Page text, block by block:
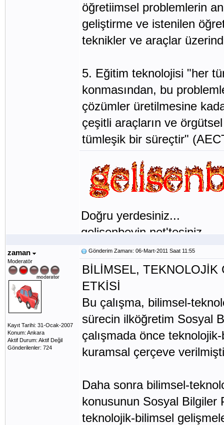
öğretiimsel problemlerin
geliştirme ve istenilen
teknikler ve araçlar
5. Eğitim teknolojisi "her
konmasından, bu
çözümler üretilmesine
çeşitli araçların ve
tümleşik bir süreçtir"
Doğru yerdesiniz...
gelisenbeyin.net'tesiniz...
zaman
Moderatör
Kayıt Tarihi: 31-Ocak-2007
Konum: Ankara
Aktif Durum: Aktif Değil
Gönderilenler: 724
Gönderim Zamanı: 06-Mart-2011 Saat 11:55
BİLİMSEL, TEKNOLOJİK
ETKİSİ
Bu çalışma, bilimsel-
sürecin ilköğretim Sosyal
çalışmada önce
kuramsal çerçeve
Daha sonra bilimsel-
konusunun Sosyal Bilgiler
teknolojik-bilimsel